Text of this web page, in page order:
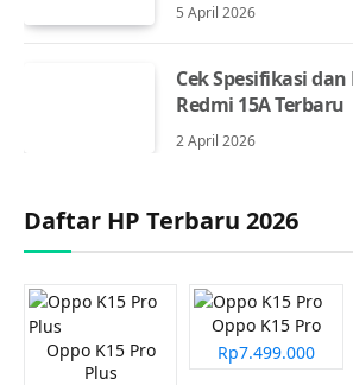
5 April 2026
Cek Spesifikasi
Redmi 15A Terbaru
2 April 2026
Daftar HP Terbaru 2026
Oppo K15 Pro
Plus
Oppo K15 Pro
Rp7.499.000